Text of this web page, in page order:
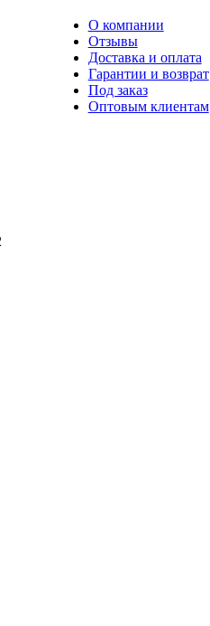
О компании
Отзывы
Доставка и оплата
Гарантии и возврат
Под заказ
Оптовым клиентам